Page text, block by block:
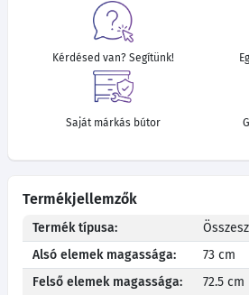
Kérdésed van? Segítünk!
Saját márkás bútor
Termékjellemzők
Termék típusa:
Alsó elemek magassága:
73 cm
Felső elemek magassága:
72.5 cm